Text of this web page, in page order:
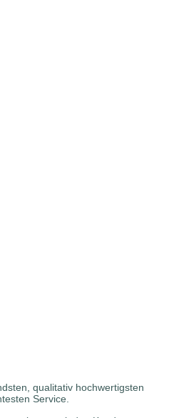
qualitativ hochwertigsten
Service.